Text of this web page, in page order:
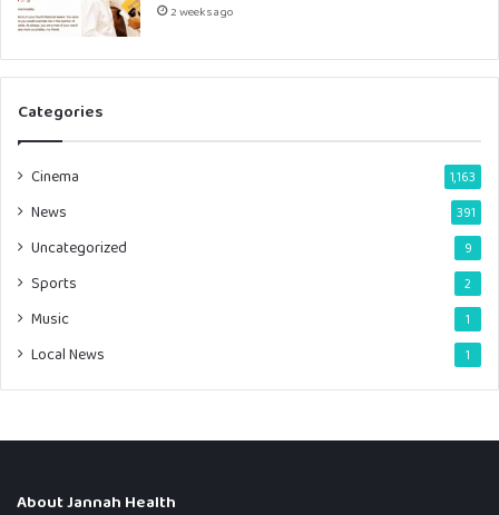
2 weeks ago
Categories
Cinema 1,163
News 391
Uncategorized 9
Sports 2
Music 1
Local News 1
About Jannah Health